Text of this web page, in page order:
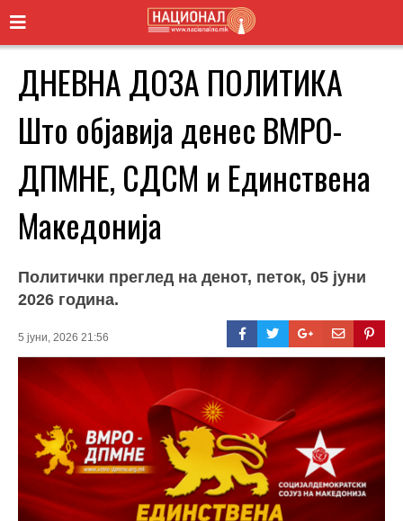
ДНЕВНА ДОЗА ПОЛИТИКА
Што објавија денес ВМРО-
ДПМНЕ, СДСМ и Единствена
Македонија
Политички преглед на денот, петок, 05 јуни
2026 година.
5 јуни, 2026 21:56